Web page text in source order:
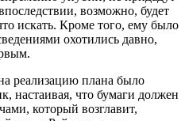
возможно, будет
искать. Кроме того, ему было
охотились давно,
реализацию плана было
настаивая, что бумаги должен
который возглавит,